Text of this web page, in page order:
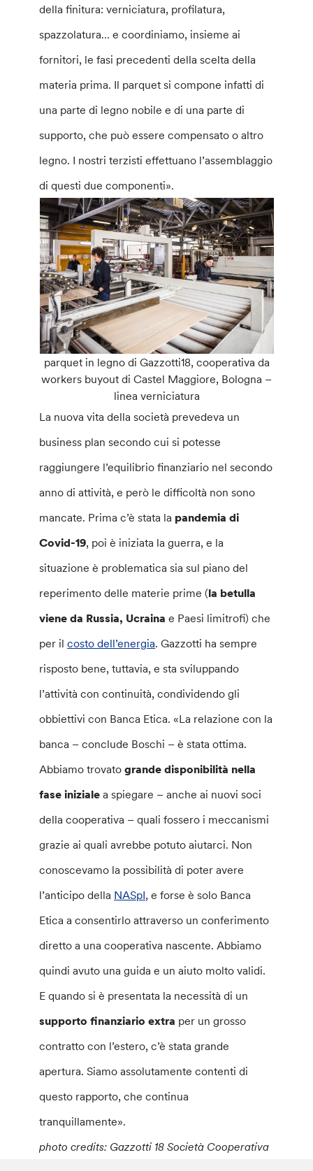
della finitura: verniciatura, profilatura,
spazzolatura… e coordiniamo, insieme ai
fornitori, le fasi precedenti della scelta della
materia prima. Il parquet si compone infatti di
una parte di legno nobile e di una parte di
supporto, che può essere compensato o altro
legno. I nostri terzisti effettuano l’assemblaggio
di questi due componenti».
parquet in legno di Gazzotti18, cooperativa da
workers buyout di Castel Maggiore, Bologna –
linea verniciatura
La nuova vita della società prevedeva un
business plan secondo cui si potesse
raggiungere l’equilibrio finanziario nel secondo
anno di attività, e però le difficoltà non sono
mancate. Prima c’è stata la pandemia di
Covid-19, poi è iniziata la guerra, e la
situazione è problematica sia sul piano del
reperimento delle materie prime (la betulla
viene da Russia, Ucraina e Paesi limitrofi) che
per ilcosto dell’energia. Gazzotti ha sempre
risposto bene, tuttavia, e sta sviluppando
l’attività con continuità, condividendo gli
obbiettivi con Banca Etica. «La relazione con la
banca – conclude Boschi – è stata ottima.
Abbiamo trovatogrande disponibilità nella
fase iniziale a spiegare – anche ai nuovi soci
della cooperativa – quali fossero i meccanismi
grazie ai quali avrebbe potuto aiutarci. Non
conoscevamo la possibilità di poter avere
l’anticipo della NASpI, e forse è solo Banca
Etica a consentirlo attraverso un conferimento
diretto a una cooperativa nascente. Abbiamo
quindi avuto una guida e un aiuto molto validi.
E quando si è presentata la necessità di un
supporto finanziario extra per un grosso
contratto con l’estero, c’è stata grande
apertura. Siamo assolutamente contenti di
questo rapporto, che continua
tranquillamente».
photo credits: Gazzotti 18 Società Cooperativa